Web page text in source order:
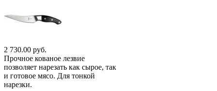
2 730.00 руб.
Прочное кованое лезвие
позволяет нарезать как сырое, так
и готовое мясо. Для тонкой
нарезки.